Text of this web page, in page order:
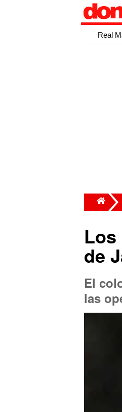
Real
Los
de
El
las